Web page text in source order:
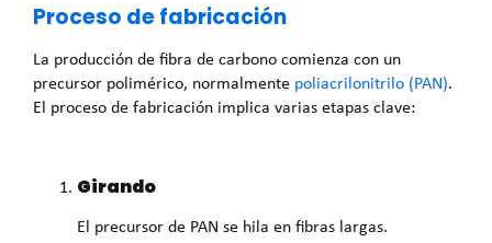
Proceso de fabricación
La producción de fibra de carbono comienza con un
precursor polimérico, normalmente poliacrilonitrilo (PAN).
El proceso de fabricación implica varias etapas clave:
Girando
El precursor de PAN se hila en fibras largas.